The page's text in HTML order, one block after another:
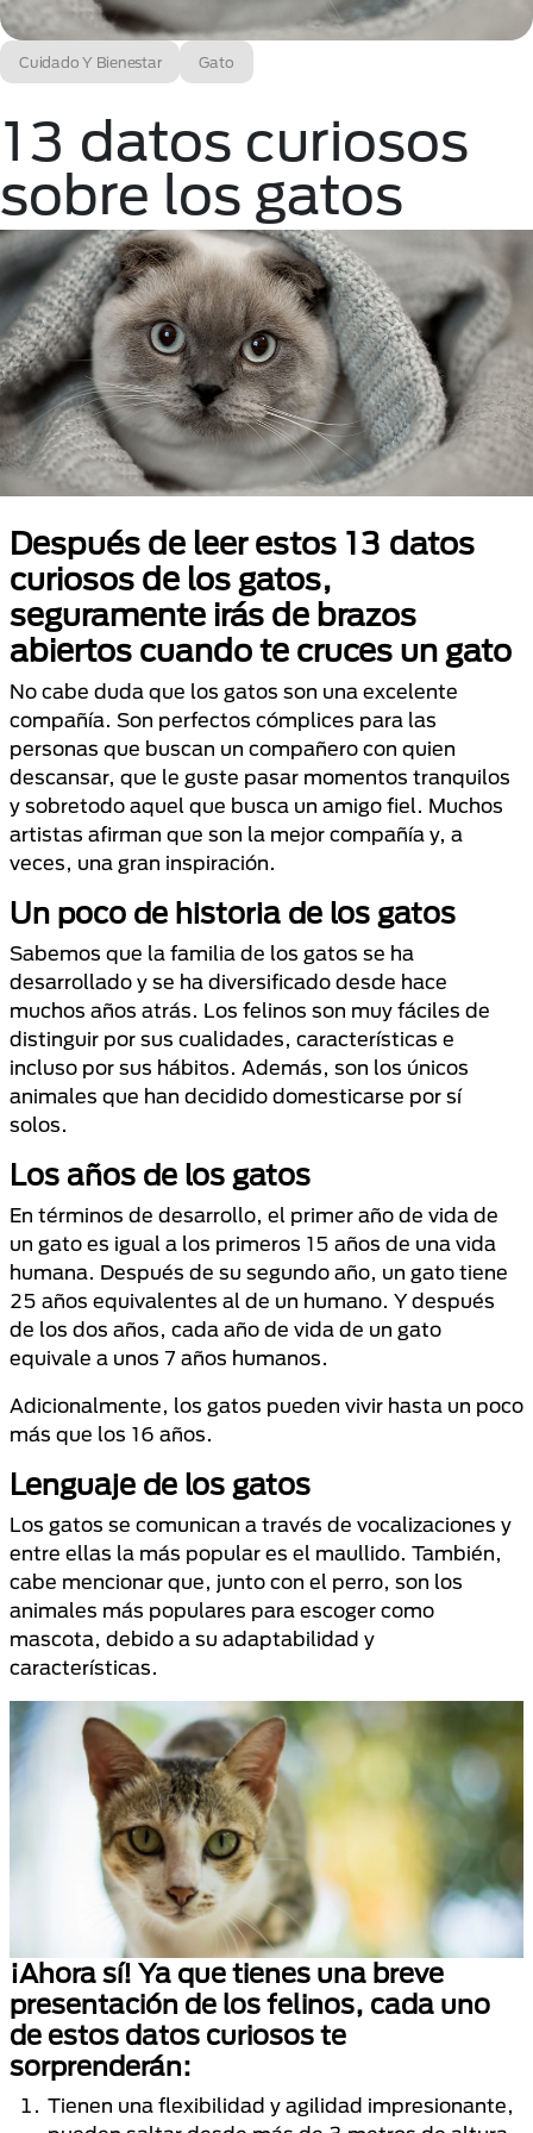
Cuidado Y Bienestar Gato
13 datos curiosos
sobre los gatos
Después de leer estos 13 datos
curiosos de los gatos,
seguramente irás de brazos
abiertos cuando te cruces un gato
No cabe duda que los gatos son una excelente
compañía. Son perfectos cómplices para las
personas que buscan un compañero con quien
descansar, que le guste pasar momentos tranquilos
y sobretodo aquel que busca un amigo fiel. Muchos
artistas afirman que son la mejor compañía y, a
veces, una gran inspiración.
Un poco de historia de los gatos
Sabemos que la familia de los gatos se ha
desarrollado y se ha diversificado desde hace
muchos años atrás. Los felinos son muy fáciles de
distinguir por sus cualidades, características e
incluso por sus hábitos. Además, son los únicos
animales que han decidido domesticarse por sí
solos.
Los años de los gatos
En términos de desarrollo, el primer año de vida de
un gato es igual a los primeros 15 años de una vida
humana. Después de su segundo año, un gato tiene
25 años equivalentes al de un humano. Y después
de los dos años, cada año de vida de un gato
equivale a unos 7 años humanos.
Adicionalmente, los gatos pueden vivir hasta un poco
más que los 16 años.
Lenguaje de los gatos
Los gatos se comunican a través de vocalizaciones y
entre ellas la más popular es el maullido. También,
cabe mencionar que, junto con el perro, son los
animales más populares para escoger como
mascota, debido a su adaptabilidad y
características.
¡Ahora sí! Ya que tienes una breve
presentación de los felinos, cada uno
de estos datos curiosos te
sorprenderán:
Tienen una flexibilidad y agilidad impresionante,